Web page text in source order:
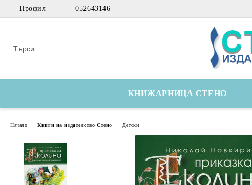
Профил 052643146
КНИЖАРНИЦА СТЕНО
Начало Книги на издателство Стено Детски